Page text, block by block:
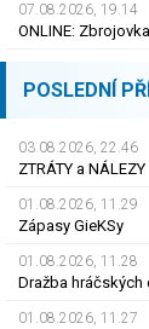
07.08.2026, 19.14
POSLEDNÍ
03.08.2026, 22.46
ZTRÁTY a NÁLEZY
01.08.2026, 11.29
Zápasy GieKSy
01.08.2026, 11.28
Dražba hráčských
01.08.2026, 11.27